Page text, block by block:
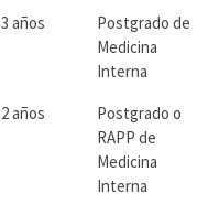
3 años
Postgrado de
Medicina
Interna
2 años
Postgrado o
RAPP de
Medicina
Interna